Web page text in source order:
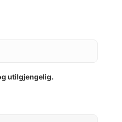
utilgjengelig.